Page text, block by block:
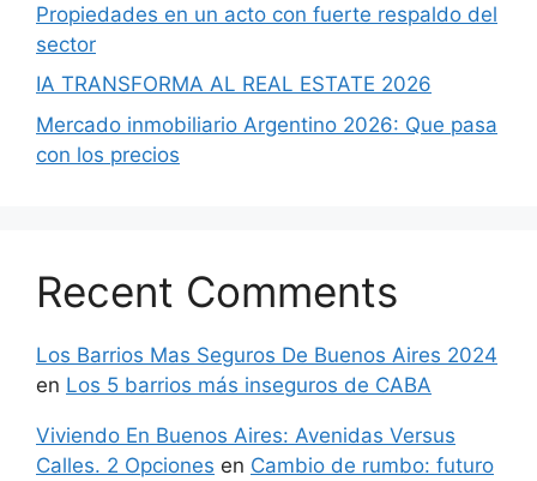
Propiedades en un acto con fuerte respaldo del
sector
IA TRANSFORMA AL REAL ESTATE 2026
Mercado inmobiliario Argentino 2026: Que pasa
con los precios
Recent Comments
Los Barrios Mas Seguros De Buenos Aires 2024
en Los 5 barrios más inseguros de CABA
Viviendo En Buenos Aires: Avenidas Versus
Calles. 2 Opciones en Cambio de rumbo: futuro